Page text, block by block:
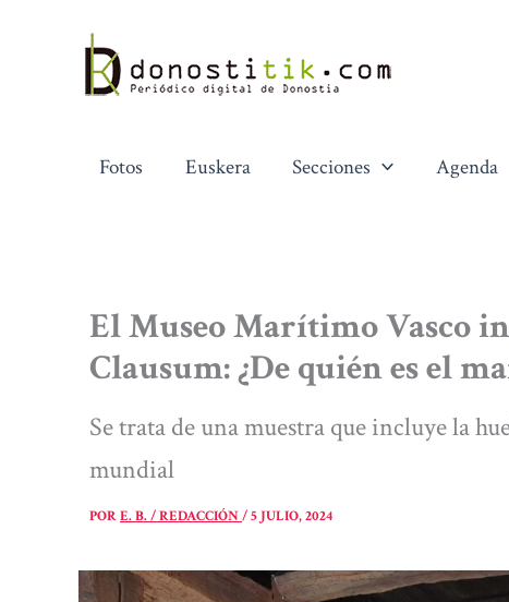
contenido
Fotos Euskera Secciones Agenda
El Museo Marítimo Vasco
Clausum: ¿De quién es el
Se trata de una muestra que incluye la
mundial
PORE. B. / REDACCIÓN/5 JULIO, 2024